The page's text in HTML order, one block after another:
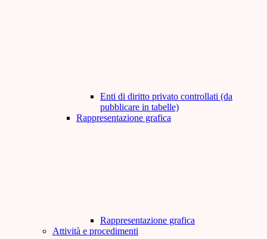
Enti di diritto privato controllati (da
pubblicare in tabelle)
Rappresentazione grafica
Rappresentazione grafica
Attività e procedimenti